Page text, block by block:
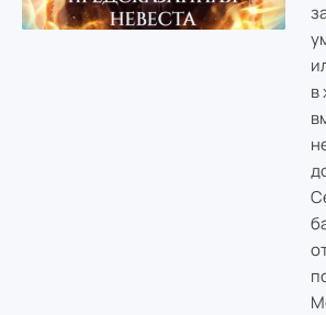
в